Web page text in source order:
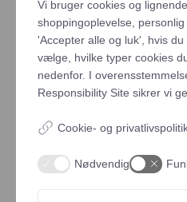
Vi bruger cookies og
shoppingoplevelse,
'Accepter alle og luk', hvis
vælge, hvilke typer cookies
nedenfor. I
Responsibility Site sikrer vi
Cookie- og
Nødvendig